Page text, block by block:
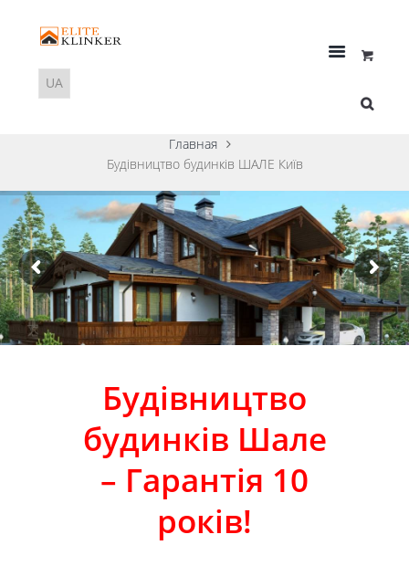
Главная
Будівництво будинків ШАЛЕ Київ
Будівництво
будинків Шале
– Гарантія 10
років!